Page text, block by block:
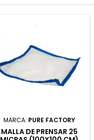
MARCA: PURE FACTORY
MALLA DE PRENSAR 25